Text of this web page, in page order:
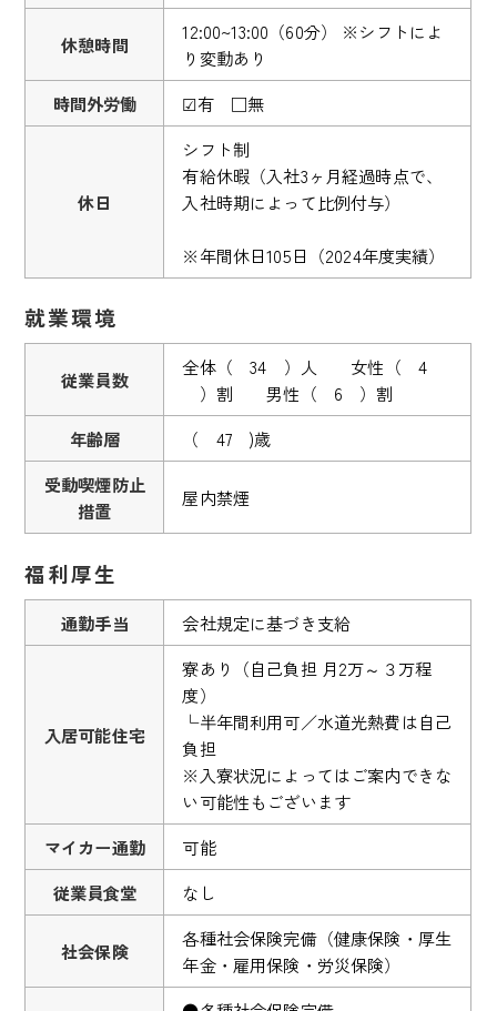
休憩時間
12:00~13:00（60分） ※シフトによ
り変動あり
時間外労働
☑有 □無
休日
シフト制
有給休暇（入社3ヶ月経過時点で、
入社時期によって比例付与）
※年間休日105日（2024年度実績）
就業環境
従業員数
全体（ 34 ）人 女性（ 4
）割 男性（ 6 ）割
年齢層
（ 47 )歳
受動喫煙防止
措置
屋内禁煙
福利厚生
通勤手当 会社規定に基づき支給
入居可能住宅
寮あり（自己負担 月2万～３万程
度）
└半年間利用可／水道光熱費は自己
負担
※入寮状況によってはご案内できな
い可能性もございます
マイカー通勤
可能
従業員食堂
なし
社会保険
各種社会保険完備（健康保険・厚生
年金・雇用保険・労災保険）